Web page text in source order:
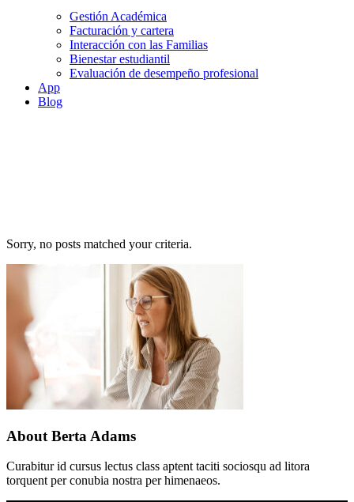
Gestión Académica
Facturación y cartera
Interacción con las Familias
Bienestar estudiantil
Evaluación de desempeño profesional
App
Blog
Sorry, no posts matched your criteria.
About Berta Adams
Curabitur id cursus lectus class aptent taciti sociosqu ad litora
torquent per conubia nostra per himenaeos.